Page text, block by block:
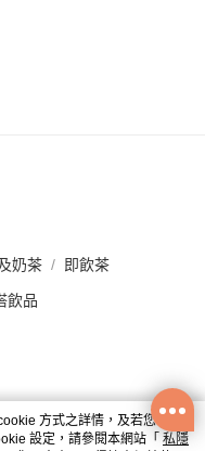
費
奶茶 即飲茶
飲品
方式之詳情，及若您不希
設定，請參閱本網站「 私隱